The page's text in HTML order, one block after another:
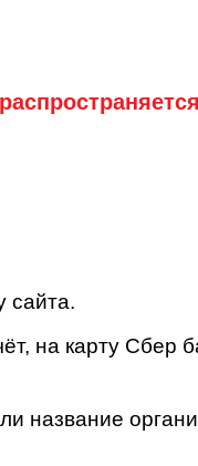
сайта.
на карту Сбер
название